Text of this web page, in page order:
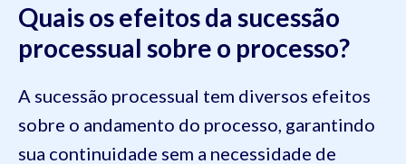
Quais os efeitos da sucessão
processual sobre o processo?
A sucessão processual tem diversos efeitos
sobre o andamento do processo, garantindo
sua continuidade sem a necessidade de